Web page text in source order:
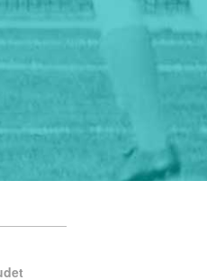
Ottamalla palvelun käyttöön